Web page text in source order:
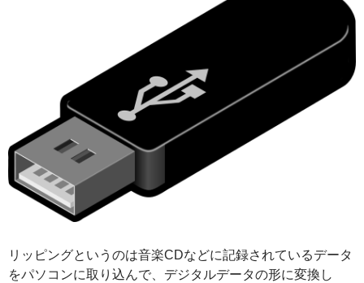
リッピングというのは音楽CDなどに記録されているデータ
をパソコンに取り込んで、デジタルデータの形に変換し